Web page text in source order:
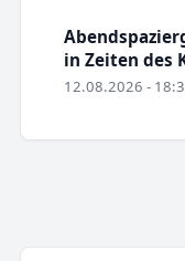
in Zeiten des
12.08.2026 -